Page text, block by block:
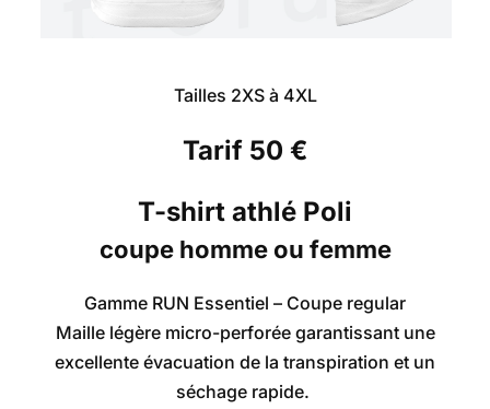
Tailles 2XS à 4XL
Tarif 50 €
T-shirt athlé Poli
coupe homme ou femme
Gamme RUN Essentiel – Coupe regular
Maille légère micro-perforée garantissant une
excellente évacuation de la transpiration et un
séchage rapide.